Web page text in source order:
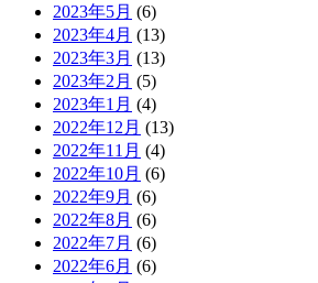
2023年5月 (6)
2023年4月 (13)
2023年3月 (13)
2023年2月 (5)
2023年1月 (4)
2022年12月 (13)
2022年11月 (4)
2022年10月 (6)
2022年9月 (6)
2022年8月 (6)
2022年7月 (6)
2022年6月 (6)